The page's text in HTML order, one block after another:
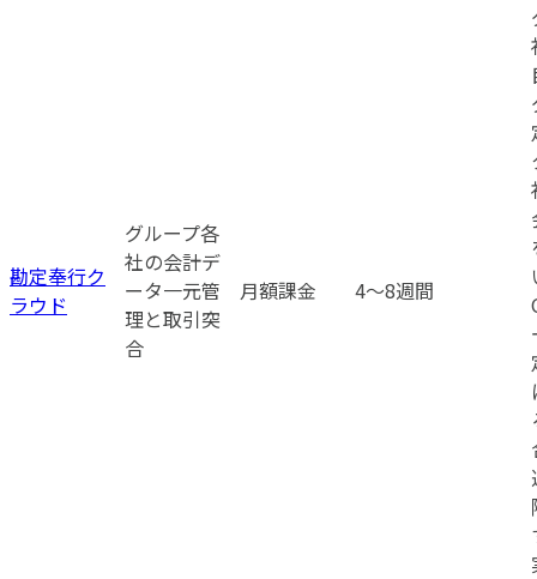
勘定奉行ク
ラウド
グループ各
社の会計デ
ータ一元管
理と取引突
合
月額課金 4〜8週間